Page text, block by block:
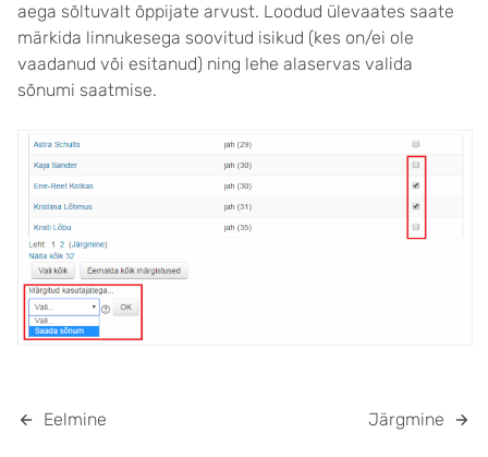
aega sõltuvalt õppijate arvust. Loodud ülevaates saate
märkida linnukesega soovitud isikud (kes on/ei ole
vaadanud või esitanud) ning lehe alaservas valida
sõnumi saatmise.
Eelmine Järgmine